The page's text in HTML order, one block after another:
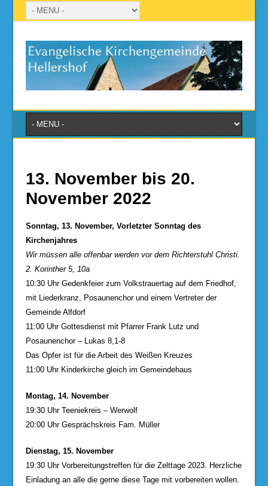
13. November bis 20.
November 2022
Sonntag, 13. November, Vorletzter Sonntag des
Kirchenjahres
Wir müssen alle offenbar werden vor dem Richterstuhl Christi.
2. Korinther 5, 10a
10:30 Uhr Gedenkfeier zum Volkstrauertag auf dem Friedhof,
mit Liederkranz, Posaunenchor und einem Vertreter der
Gemeinde Alfdorf
11:00 Uhr Gottesdienst mit Pfarrer Frank Lutz und
Posaunenchor – Lukas 8,1-8
Das Opfer ist für die Arbeit des Weißen Kreuzes
11:00 Uhr Kinderkirche gleich im Gemeindehaus
Montag, 14. November
19:30 Uhr Teeniekreis – Werwolf
20:00 Uhr Gesprächskreis Fam. Müller
Dienstag, 15. November
19:30 Uhr Vorbereitungstreffen für die Zelttage 2023. Herzliche
Einladung an alle die gerne diese Tage mit vorbereiten wollen.